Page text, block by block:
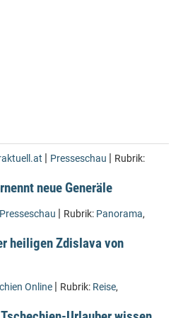
| Presseschau | Rubrik:
neue Generäle
Presseschau | Rubrik: Panorama,
heiligen Zdislava von
Online | Rubrik: Reise,